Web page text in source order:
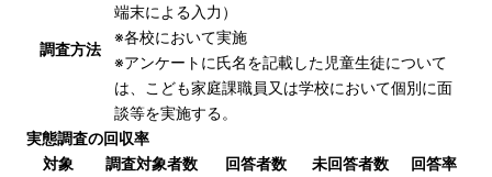
調査方法
端末による入力）
※各校において実施
※アンケートに氏名を記載した児童生徒について
は、こども家庭課職員又は学校において個別に面
談等を実施する。
実態調査の回収率
対象
調査対象者数 回答者数 未回答者数
回答率